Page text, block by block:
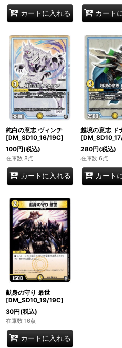
カートに入れる カート
純白の意志 ヴィンチ
[DM_SD10_16/19C]
100円(税込)
在庫数 8点
カートに入れる
越境の意志 ド
280円(税込)
在庫数 6点
カート
献身の守り 最世
[DM_SD10_19/19C]
30円(税込)
在庫数 16点
カートに入れる